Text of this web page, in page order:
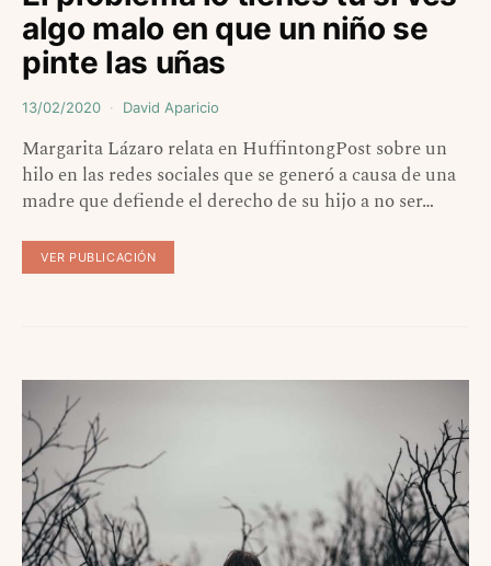
algo malo en que un niño se
pinte las uñas
13/02/2020 David Aparicio
Margarita Lázaro relata en HuffintongPost sobre un
hilo en las redes sociales que se generó a causa de una
madre que defiende el derecho de su hijo a no ser…
VER PUBLICACIÓN